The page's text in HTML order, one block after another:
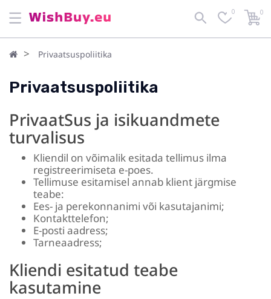
0 0
Privaatsuspoliitika
Privaatsuspoliitika
PrivaatSus ja isikuandmete
turvalisus
Kliendil on võimalik esitada tellimus ilma
registreerimiseta e-poes.
Tellimuse esitamisel annab klient järgmise
teabe:
Ees- ja perekonnanimi või kasutajanimi;
Kontakttelefon;
E-posti aadress;
Tarneaadress;
Kliendi esitatud teabe
kasutamine